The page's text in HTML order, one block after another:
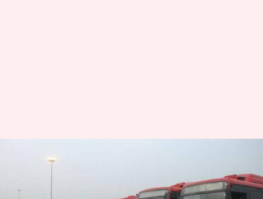
சென்னை-பெங்களூர்
பயணிகளுக்கான ஹை
டெக் பேருந்து நிலையம்